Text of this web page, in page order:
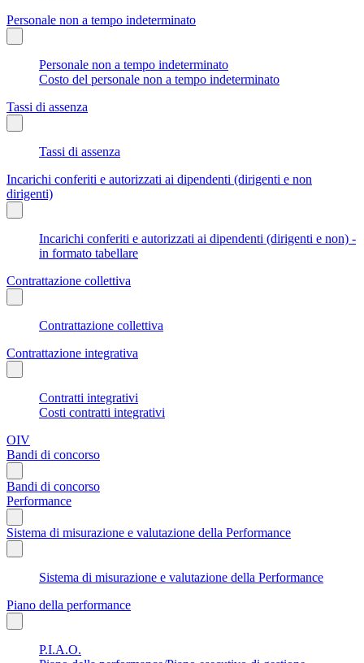
Personale non a tempo indeterminato
Personale non a tempo indeterminato
Costo del personale non a tempo indeterminato
Tassi di assenza
Tassi di assenza
Incarichi conferiti e autorizzati ai dipendenti (dirigenti e non
dirigenti)
Incarichi conferiti e autorizzati ai dipendenti (dirigenti e non) -
in formato tabellare
Contrattazione collettiva
Contrattazione collettiva
Contrattazione integrativa
Contratti integrativi
Costi contratti integrativi
OIV
Bandi di concorso
Bandi di concorso
Performance
Sistema di misurazione e valutazione della Performance
Sistema di misurazione e valutazione della Performance
Piano della performance
P.I.A.O.